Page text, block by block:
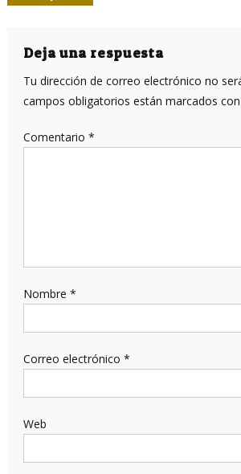
entradas
Deja una respuesta
Tu dirección de correo electrónico no
campos obligatorios están marcados con
Comentario *
Nombre *
Correo electrónico *
Web